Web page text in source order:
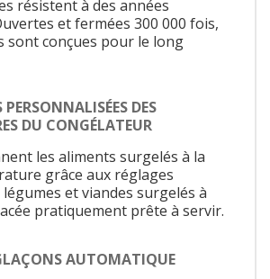
résistent à des années
et fermées 300 000 fois,
sont conçues pour le long
DES
DU CONGÉLATEUR
les aliments surgelés à la
grâce aux réglages
et viandes surgelés à
pratiquement prête à servir.
AUTOMATIQUE